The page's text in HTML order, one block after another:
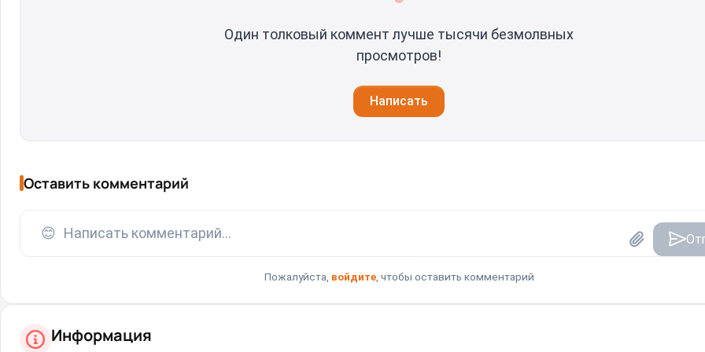
Один толковый коммент лучше тысячи безмолвных
просмотров!
Написать
Оставить комментарий
😊 Написать комментарий...
Пожалуйста, войдите, чтобы оставить комментарий
Информация